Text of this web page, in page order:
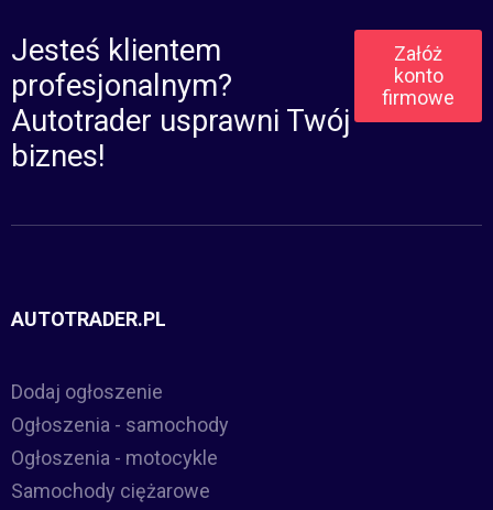
Jesteś klientem
profesjonalnym?
Autotrader usprawni Twój
biznes!
Załóż
konto
firmowe
AUTOTRADER.PL
Dodaj ogłoszenie
Ogłoszenia - samochody
Ogłoszenia - motocykle
Samochody ciężarowe